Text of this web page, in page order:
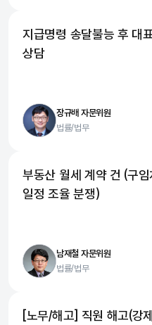
지급명령 송달불능 후 대
상담
장규배 자문위원
법률/법무
부동산 월세 계약 건 (구
일정 조율 분쟁)
남재철 자문위원
법률/법무
[노무/해고] 직원 해고(강